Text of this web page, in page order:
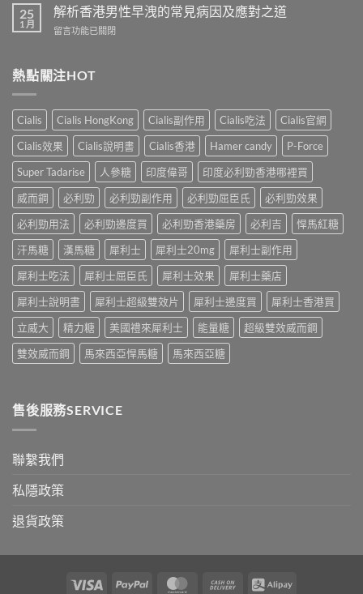
–
專
陽
產
購
物
平
台〉
中
防
早
洩
面
中
港
男
性
早
小
妙
招〉
中
25
1 月
解析香港男性早洩的常見病因及應對之道
在
香
港
性
早
洩
的
常
見
因
及
應
之
道〉
中
留言功能已關閉
熱點關注HOT
Cialis Cialis HongKong Cialis副作用 Cialis吃法
Cialis官網
Cialis效果
Cialis說明書 Cialis香港 Hamer candy
P-Force
Super Tadarise
人參糖 印度偉哥
印度必利勁香港哪裡買
威而鋼
必利勁 必利勁副作用 必利勁屈臣氏
必利勁效果
必利勁用法
必利勁邊度買 必利勁香港藥房 必利吉
悍馬紅糖
汗馬糖
漢馬糖 犀利士 犀利士20mg
犀利士副作用
犀利士吃法
犀利士屈臣氏 犀利士效果
犀利士藥店
犀利士說明書
犀利士超級雙效片 犀利士邊度買
犀利士香港買
立威大
精力糖 美國禮來犀利士 能量糖
超級雙效威而鋼
雙效威而鋼
馬來西亞悍馬糖 馬來西亞糖
售後服務SERVICE
聯繫我們
私隱政策
退貨政策
Visa PayPal MasterCardCash Alipay